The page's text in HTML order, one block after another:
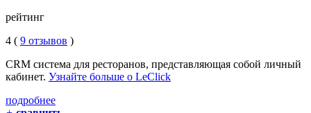
рейтинг
4 ( 9 отзывов )
CRM система для ресторанов, представляющая собой личный
кабинет. Узнайте больше о LeClick
подробнее